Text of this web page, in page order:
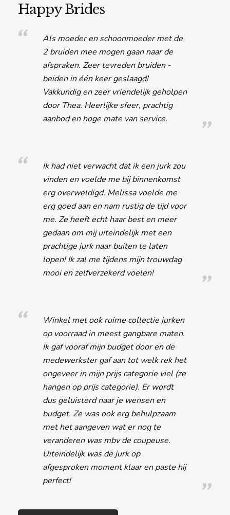
Happy Brides
Als moeder en schoonmoeder met de
2 bruiden mee mogen gaan naar de
afspraken. Zeer tevreden bruiden -
beiden in één keer geslaagd!
Vakkundig en zeer vriendelijk geholpen
door Thea. Heerlijke sfeer, prachtig
aanbod en hoge mate van service.
Ik had niet verwacht dat ik een jurk zou
vinden en voelde me bij binnenkomst
erg overweldigd. Melissa voelde me
erg goed aan en nam rustig de tijd voor
me. Ze heeft echt haar best en meer
gedaan om mij uiteindelijk met een
prachtige jurk naar buiten te laten
lopen! Ik zal me tijdens mijn trouwdag
mooi en zelfverzekerd voelen!
Winkel met ook ruime collectie jurken
op voorraad in meest gangbare maten.
Ik gaf vooraf mijn budget door en de
medewerkster gaf aan tot welk rek het
ongeveer in mijn prijs categorie viel (ze
hangen op prijs categorie). Er wordt
dus geluisterd naar je wensen en
budget. Ze was ook erg behulpzaam
met het aangeven wat er nog te
veranderen was mbv de coupeuse.
Uiteindelijk was de jurk op
afgesproken moment klaar en paste hij
perfect!